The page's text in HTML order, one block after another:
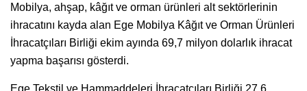
Mobilya, ahşap, kâğıt ve orman ürünleri alt sektörlerinin
ihracatını kayda alan Ege Mobilya Kâğıt ve Orman Ürünleri
İhracatçıları Birliği ekim ayında 69,7 milyon dolarlık ihracat
yapma başarısı gösterdi.
Ege Tekstil ve Hammaddeleri İhracatçıları Birliği 27,6